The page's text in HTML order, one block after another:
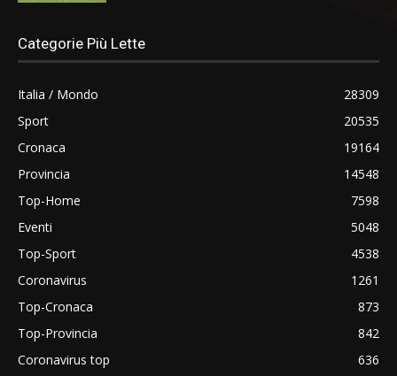
Categorie Più Lette
Italia / Mondo
28309
Sport
20535
Cronaca
19164
Provincia
14548
Top-Home
7598
Eventi
5048
Top-Sport
4538
Coronavirus
1261
Top-Cronaca
873
Top-Provincia
842
Coronavirus top
636